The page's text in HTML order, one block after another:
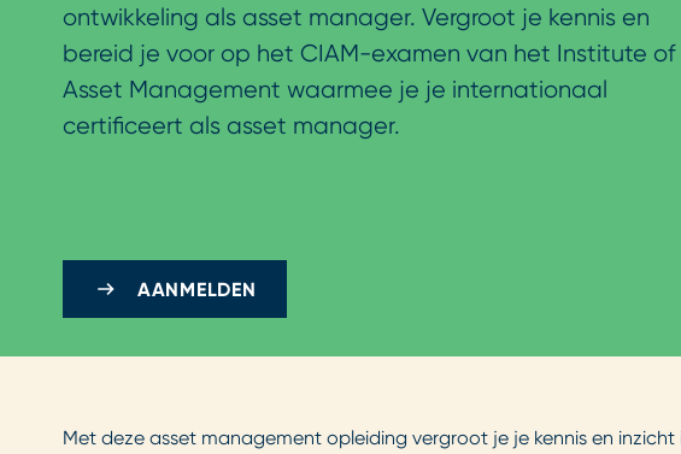
ontwikkeling als asset manager. Vergroot je kennis en
bereid je voor op het CIAM-examen van het Institute of
Asset Management waarmee je je internationaal
certificeert als asset manager.
AANMELDEN
Met deze asset management opleiding vergroot je je kennis en